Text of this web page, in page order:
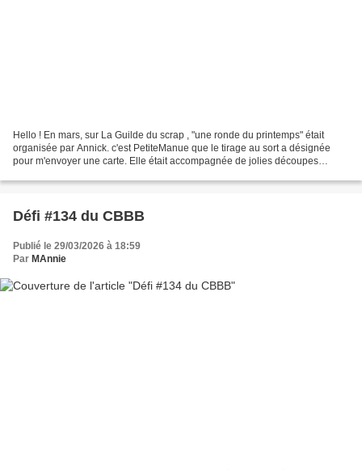
Hello ! En mars, sur La Guilde du scrap , "une ronde du printemps" était
organisée par Annick. c'est PetiteManue que le tirage au sort a désignée
pour m'envoyer une carte. Elle était accompagnée de jolies découpes
Défi #134 du CBBB
Publié le 29/03/2026 à 18:59
Par MAnnie